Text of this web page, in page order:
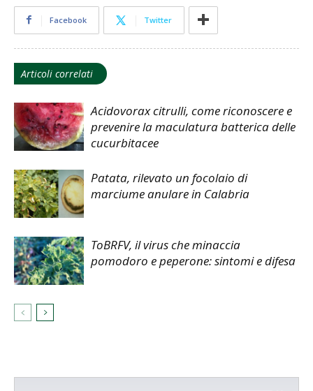
Facebook Twitter
Articoli correlati
Acidovorax citrulli, come riconoscere e
prevenire la maculatura batterica delle
cucurbitacee
Patata, rilevato un focolaio di
marciume anulare in Calabria
ToBRFV, il virus che minaccia
pomodoro e peperone: sintomi e difesa